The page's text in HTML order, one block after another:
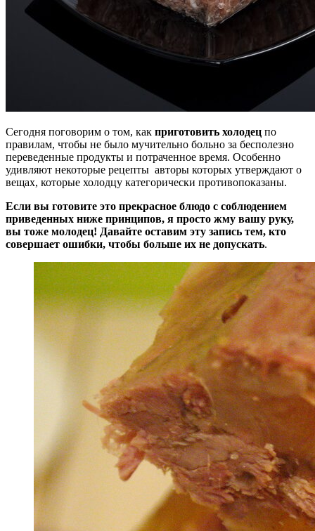
Сегодня поговорим о том, как приготовить холодец по
правилам, чтобы не было мучительно больно за бесполезно
переведенные продукты и потраченное время. Особенно
удивляют некоторые рецепты авторы которых утверждают о
вещах, которые холодцу категорически противопоказаны.
Если вы готовите это прекрасное блюдо с соблюдением
приведенных ниже принципов, я просто жму вашу руку,
вы тоже молодец! Давайте оставим эту запись тем, кто
совершает ошибки, чтобы больше их не допускать.